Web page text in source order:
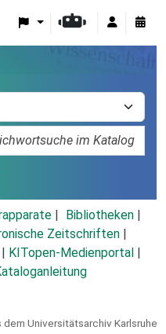
Bibliotheken
Zeitschriften
KITopen-Medienportal
Universitätsarchiv Karlsruhe